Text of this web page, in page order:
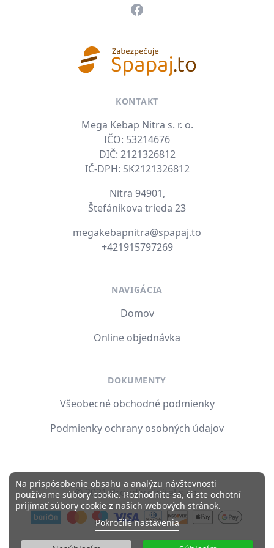
Na prispôsobenie obsahu a analýzu návštevnosti
používame súbory cookie. Rozhodnite sa, či ste ochotní
prijímať súbory cookie z našich webových stránok.
Pokročilé nastavenia
Facebook
KONTAKT
Mega Kebap Nitra s. r. o.
IČO: 53214676
DIČ: 2121326812
IČ-DPH: SK2121326812
Nitra 94901,
Štefánikova trieda 23
megakebapnitra@spapaj.to
+421915797269
NAVIGÁCIA
Domov
Online objednávka
DOKUMENTY
Všeobecné obchodné podmienky
Podmienky ochrany osobných údajov
© 2021 Proudly.digital s.r.o.